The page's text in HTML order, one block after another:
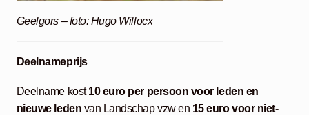
Geelgors – foto: Hugo Willocx
Deelnameprijs
Deelname kost10 euro per persoon voor leden en
nieuwe leden van Landschap vzw en 15 euro voor niet-